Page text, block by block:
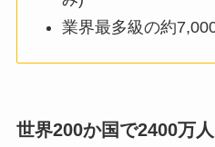
業界最多級の約
世界200か国で2400万